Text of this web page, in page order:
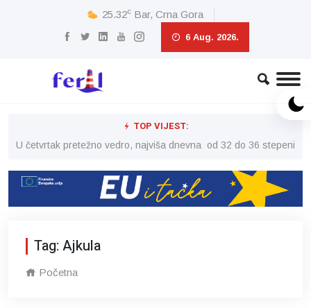
25.32c Bar, Crna Gora
6 Aug. 2026.
TOP VIJEST:
U četvrtak pretežno vedro, najviša dnevna od 32 do 36 stepeni
Tag: Ajkula
Početna